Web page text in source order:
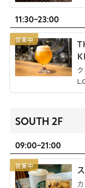
11:30-23:00
SOUTH 2F
09:00-21:00